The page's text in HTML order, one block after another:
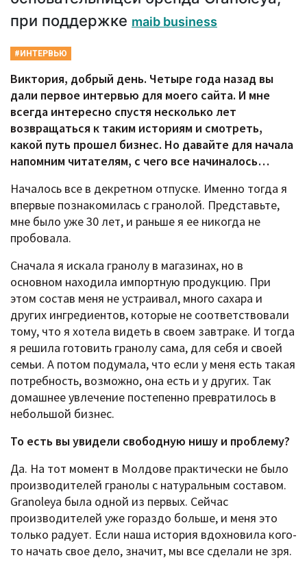
при поддержке maib business
#ИНТЕРВЬЮ
Виктория, добрый день. Четыре года назад вы
дали первое интервью для моего сайта. И мне
всегда интересно спустя несколько лет
возвращаться к таким историям и смотреть,
какой путь прошел бизнес. Но давайте для начала
напомним читателям, с чего все начиналось…
Началось все в декретном отпуске. Именно тогда я
впервые познакомилась с гранолой. Представьте,
мне было уже 30 лет, и раньше я ее никогда не
пробовала.
Сначала я искала гранолу в магазинах, но в
основном находила импортную продукцию. При
этом состав меня не устраивал, много сахара и
других ингредиентов, которые не соответствовали
тому, что я хотела видеть в своем завтраке. И тогда
я решила готовить гранолу сама, для себя и своей
семьи. А потом подумала, что если у меня есть такая
потребность, возможно, она есть и у других. Так
домашнее увлечение постепенно превратилось в
небольшой бизнес.
То есть вы увидели свободную нишу и проблему?
Да. На тот момент в Молдове практически не было
производителей гранолы с натуральным составом.
Granoleya была одной из первых. Сейчас
производителей уже гораздо больше, и меня это
только радует. Если наша история вдохновила кого-
то начать свое дело, значит, мы все сделали не зря.